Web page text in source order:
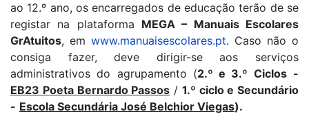
ao 12.º ano, os encarregados de educação terão de se
registar na plataforma MEGA – Manuais Escolares
GrAtuitos, em www.manuaisescolares.pt. Caso não o
consiga fazer, deve dirigir-se aos serviços
administrativos do agrupamento (2.º e 3.º Ciclos -
EB23 Poeta Bernardo Passos / 1.º ciclo e Secundário
- Escola Secundária José Belchior Viegas).